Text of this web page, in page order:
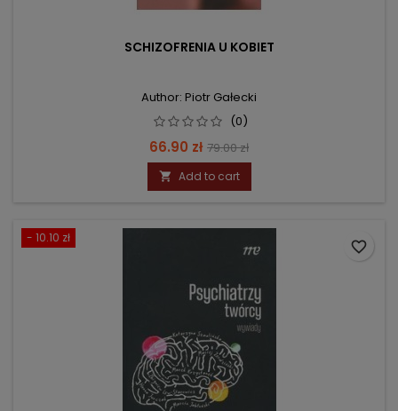
SCHIZOFRENIA U KOBIET
Author: Piotr Gałecki
(0)
Price
66.90 zł Regular
price
79.00 zł
 Add to cart
- 10.10 zł
favorite_border